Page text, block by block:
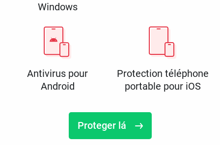
Windows
Antivirus pour
Android
Protection téléphone
portable pour iOS
Proteger lá